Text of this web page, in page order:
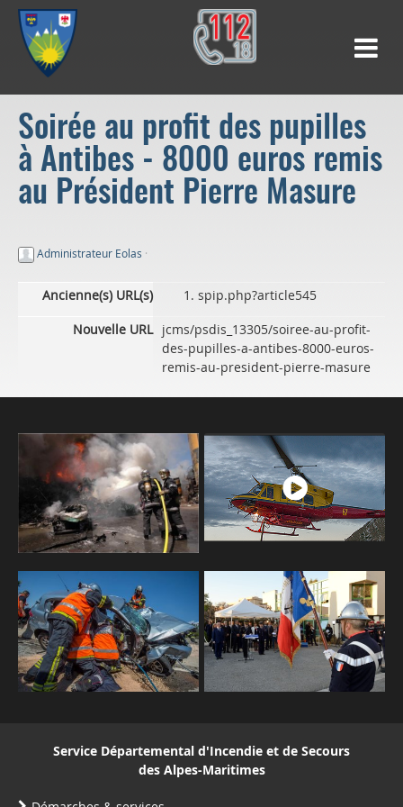
Soirée au profit des pupilles
à Antibes - 8000 euros remis
au Président Pierre Masure
Administrateur Eolas ·
Ancienne(s) URL(s)
spip.php?article545
Nouvelle URL jcms/psdis_13305/soiree-au-profit-
des-pupilles-a-antibes-8000-euros-
remis-au-president-pierre-masure
Service Départemental d'Incendie et de Secours
des Alpes-Maritimes